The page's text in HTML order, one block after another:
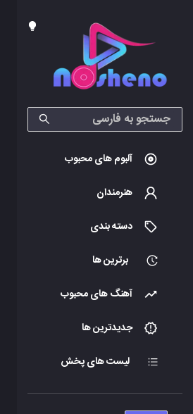
آلبوم های محبوب
هنرمندان
دسته بندی
برترین ها
آهنگ های محبوب
جدیدترین ها
لیست های پخش